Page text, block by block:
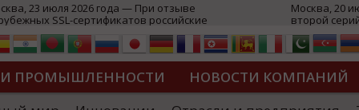
23 июля 2026 года — При отзыве
SSL-сертификатов российские
могут некорректно открываться в
браузерах (Google Chrome,
Edge и др.), а соединение с сервисами
ресурсы уже сообщили о
недоступности и ошибках при
из-за отзывов сертификатов
Москва, 20
второй
аппаратов,
масштабной
интернет с
из
«Экономика
ПРОМЫШЛЕННОСТИ НОВОСТИ КОМПАНИЙ